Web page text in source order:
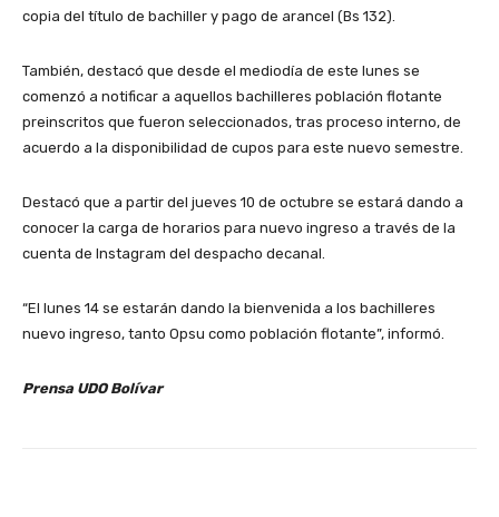
copia del título de bachiller y pago de arancel (Bs 132).
También, destacó que desde el mediodía de este lunes se
comenzó a notificar a aquellos bachilleres población flotante
preinscritos que fueron seleccionados, tras proceso interno, de
acuerdo a la disponibilidad de cupos para este nuevo semestre.
Destacó que a partir del jueves 10 de octubre se estará dando a
conocer la carga de horarios para nuevo ingreso a través de la
cuenta de Instagram del despacho decanal.
“El lunes 14 se estarán dando la bienvenida a los bachilleres
nuevo ingreso, tanto Opsu como población flotante”, informó.
Prensa UDO Bolívar